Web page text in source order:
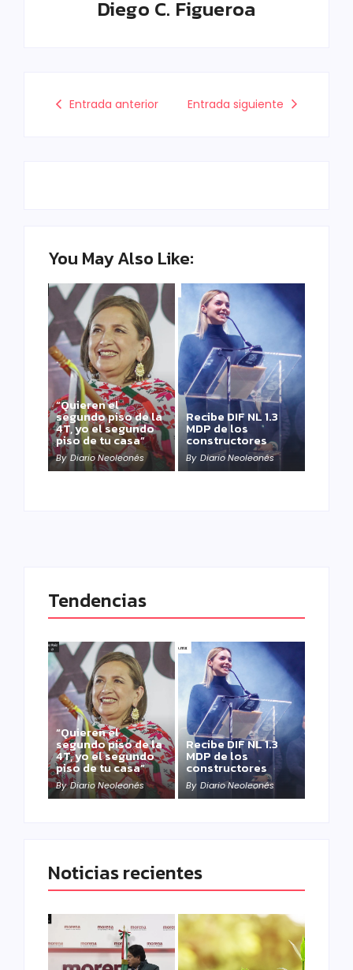
Diego C. Figueroa
Entrada anterior Entrada siguiente
You May Also Like:
“Quieren el
segundo piso de la
4T, yo el segundo
piso de tu casa”
By Diario Neoleonés
Recibe DIF NL 1.3
MDP de los
constructores
By Diario Neoleonés
Tendencias
“Quieren el
segundo piso de la
4T, yo el segundo
piso de tu casa”
By Diario Neoleonés
Recibe DIF NL 1.3
MDP de los
constructores
By Diario Neoleonés
Noticias recientes